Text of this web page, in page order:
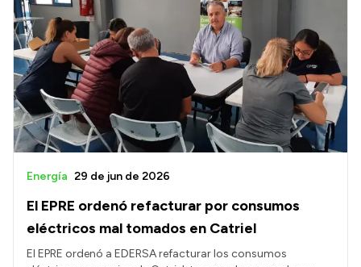
El EPRE ordenó refacturar por consumos
eléctricos mal tomados en Catriel
Energía 29 de jun de 2026
El EPRE ordenó a EDERSA refacturar los consumos